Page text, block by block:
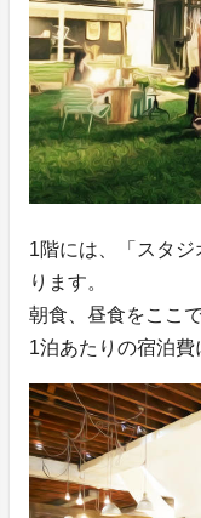
1階には、「スタ
ります。
朝食、昼食をここ
1泊あたりの宿泊